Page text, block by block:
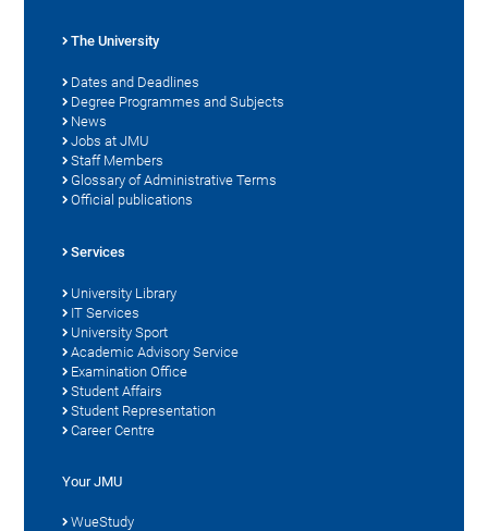
The University
Dates and Deadlines
Degree Programmes and Subjects
News
Jobs at JMU
Staff Members
Glossary of Administrative Terms
Official publications
Services
University Library
IT Services
University Sport
Academic Advisory Service
Examination Office
Student Affairs
Student Representation
Career Centre
Your JMU
WueStudy